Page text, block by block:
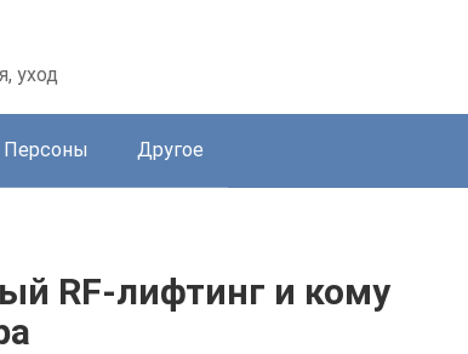
уход
Персоны Другое
RF-лифтинг и кому